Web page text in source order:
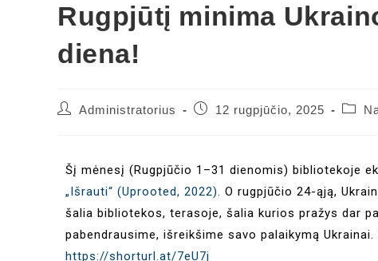
Rugpjūtį minima
diena!
Administratorius 12 rugpjūčio, 2025
Šį mėnesį (Rugpjūčio 1–31 dienomis) bibliotekoje
„Išrauti“ (Uprooted, 2022). O rugpjūčio 24-ąją,
šalia bibliotekos, terasoje, šalia kurios pražys dar
pabendrausime, išreikšime savo palaikymą
https://shorturl.at/7eU7j